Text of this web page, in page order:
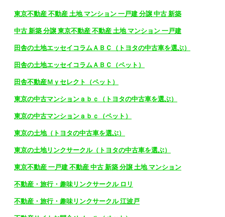
東京不動産 不動産 土地 マンション 一戸建 分譲 中古 新築
中古 新築 分譲 東京不動産 不動産 土地 マンション 一戸建
田舎の土地エッセイコラムＡＢＣ（トヨタの中古車を選ぶ）
田舎の土地エッセイコラムＡＢＣ（ペット）
田舎不動産Ｍｙセレクト（ペット）
東京の中古マンションａｂｃ（トヨタの中古車を選ぶ）
東京の中古マンションａｂｃ（ペット）
東京の土地（トヨタの中古車を選ぶ）
東京の土地リンクサークル（トヨタの中古車を選ぶ）
東京不動産 一戸建 不動産 中古 新築 分譲 土地 マンション
不動産・旅行・趣味リンクサークル ロリ
不動産・旅行・趣味リンクサークル 江波戸